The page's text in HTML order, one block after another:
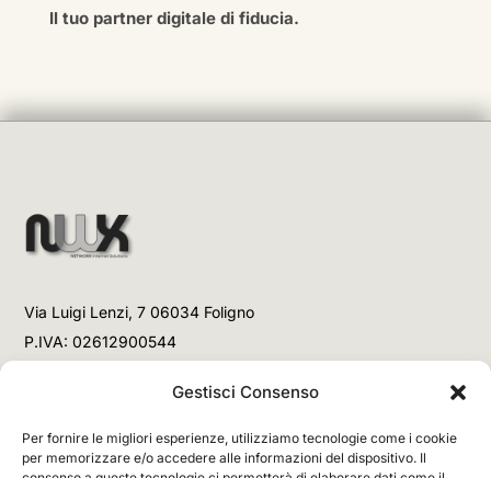
Gestisci Consenso
Per fornire le migliori esperienze, utilizziamo tecnologie come i cookie
per memorizzare e/o accedere alle informazioni del dispositivo. Il
Il tuo partner digitale di fiducia.
Via Luigi Lenzi, 7 06034 Foligno
P.IVA: 02612900544
+39 3477853708 (Chiamata)